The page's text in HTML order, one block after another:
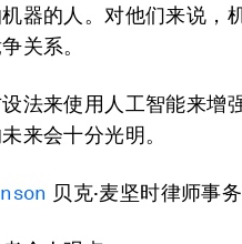
器的人。对他们来说，
关系。
法来使用人工智能来增
来会十分光明。
贝克·麦坚时律师事